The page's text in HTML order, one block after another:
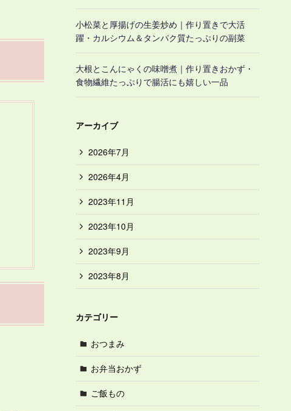
小松菜と厚揚げの生姜炒め｜作り置きで大活
躍・カルシウム＆タンパク質たっぷりの副菜
大根とこんにゃくの味噌煮｜作り置きおかず・
食物繊維たっぷりで腸活にも嬉しい一品
アーカイブ
2026年7月
2026年4月
2023年11月
2023年10月
2023年9月
2023年8月
カテゴリー
おつまみ
お弁当おかず
ご飯もの